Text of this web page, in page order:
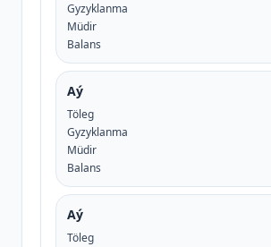
Gyzyklanma
Müdir
Balans
Aý
Töleg
Gyzyklanma
Müdir
Balans
Aý
Töleg